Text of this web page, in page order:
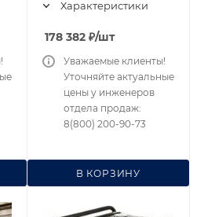
Характеристики
178 382 ₽/шт
В КОРЗИНУ
Уважаемые клиенты!
Уточняйте актуальные
цены у инженеров
отдела продаж:
8(800) 200-90-73